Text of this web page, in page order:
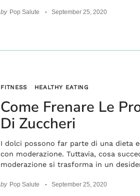
by Pop Salute September 25, 2020
FITNESS HEALTHY EATING
Come Frenare Le
Di Zuccheri
I dolci possono far parte di una dieta
con moderazione. Tuttavia, cosa
moderazione si trasforma in un
by Pop Salute September 25, 2020